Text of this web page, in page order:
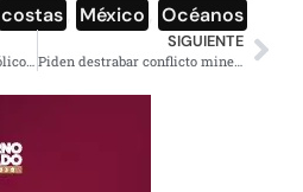
costas México Océanos
SIGUIENTE
Piden destrabar conflicto minero en Taxco tras 18 años de huelga